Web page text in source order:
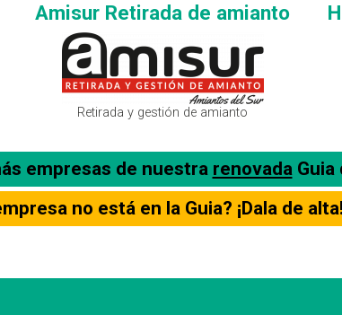
Amisur Retirada de amianto
Retirada y gestión de amianto
empresas de nuestra renovadaGuia
no está en la Guia? ¡Dala de alta!